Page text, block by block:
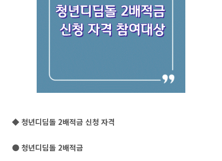
◆ 청년디딤돌 2배적금 신청 자격
●청년디딤돌 2배적금